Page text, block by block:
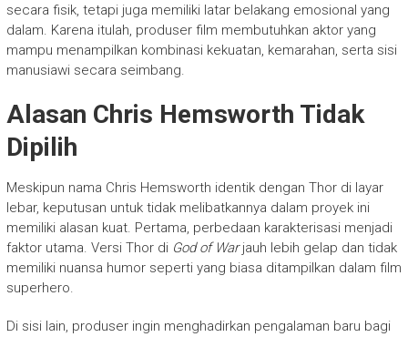
secara fisik, tetapi juga memiliki latar belakang emosional yang
dalam. Karena itulah, produser film membutuhkan aktor yang
mampu menampilkan kombinasi kekuatan, kemarahan, serta sisi
manusiawi secara seimbang.
Alasan Chris Hemsworth Tidak
Dipilih
Meskipun nama Chris Hemsworth identik dengan Thor di layar
lebar, keputusan untuk tidak melibatkannya dalam proyek ini
memiliki alasan kuat. Pertama, perbedaan karakterisasi menjadi
faktor utama. Versi Thor di God of Warjauh lebih gelap dan tidak
memiliki nuansa humor seperti yang biasa ditampilkan dalam film
superhero.
Di sisi lain, produser ingin menghadirkan pengalaman baru bagi